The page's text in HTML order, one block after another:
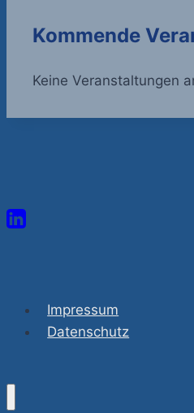
Kommende
Keine Veranstaltungen
Impressum
Datenschutz